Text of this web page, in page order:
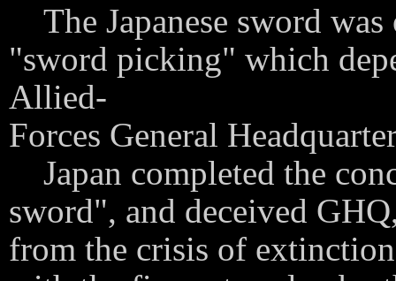
The Japanese sword
"sword picking" which
Allied-
Forces General
Japan completed the
sword", and deceived
from the crisis of